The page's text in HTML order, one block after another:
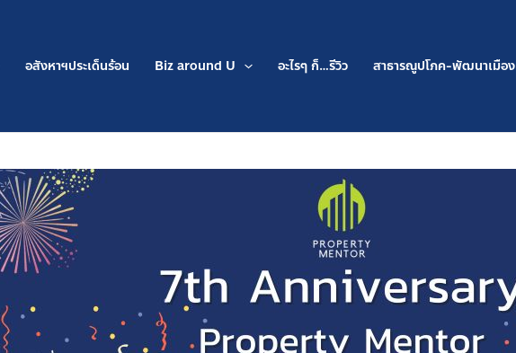
อสังหาฯประเด็นร้อน Biz around U อะไรๆ ก็…รีวิว สาธารณูปโภค-พัฒนาเมือง